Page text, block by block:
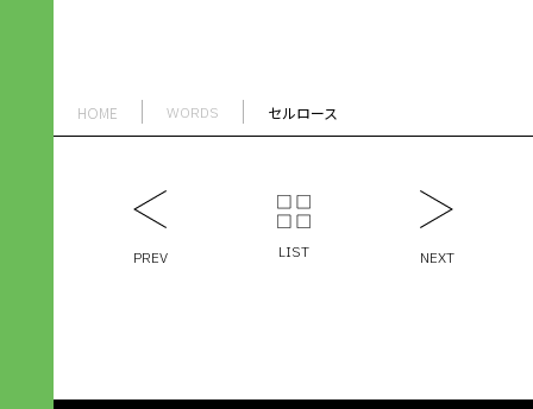
HOME WORDS セルロース
PREV LIST NEXT